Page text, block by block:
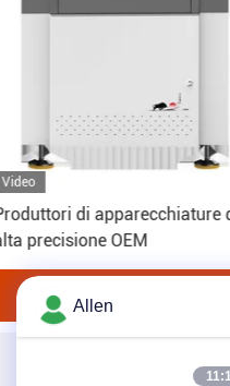
Video
di apparecchiature
precisione OEM
Ottenga il
Allen